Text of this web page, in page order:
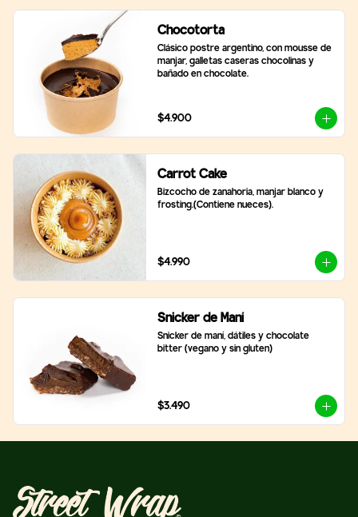
Chocotorta
Clásico postre argentino, con mousse de
manjar, galletas caseras chocolinas y
bañado en chocolate.
$4.900
Carrot Cake
Bizcocho de zanahoria, manjar blanco y
frosting.(Contiene nueces).
$4.990
Snicker de Maní
Snicker de maní, dátiles y chocolate
bitter (vegano y sin gluten)
$3.490